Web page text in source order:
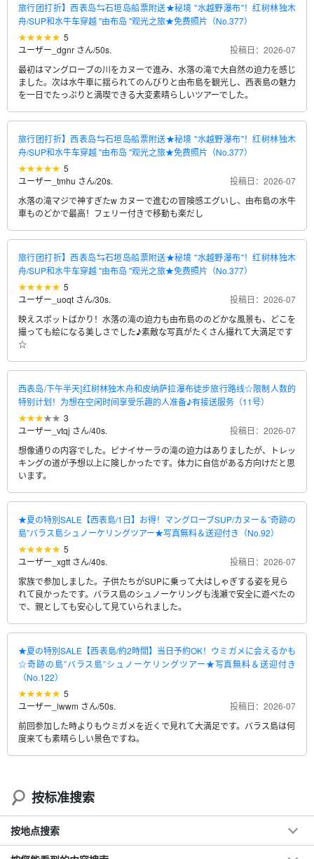
旅行团打折】西表岛⇆石垣岛船票附送★秘境 "水越野瀑布"！红树林独木
舟/SUP和水牛车穿越 "由布岛 "观光之旅★免费照片（No.377）
5
ユーザー_dgnr さん/50s.
投稿日：2026-07
最初はマングローブの川をカヌーで進み、水落の滝で大自然の迫力を感じ
ました。次は水牛車に揺られてのんびりと由布島を観光し、西表島の魅力
を一日でたっぷりと満喫できる大変素晴らしいツアーでした。
旅行团打折】西表岛⇆石垣岛船票附送★秘境 "水越野瀑布"！红树林独木
舟/SUP和水牛车穿越 "由布岛 "观光之旅★免费照片（No.377）
5
ユーザー_tmhu さん/20s.
投稿日：2026-07
水落の滝マジで神すぎたw カヌーで進むの冒険感エグいし、由布島の水牛
車ものどかで最高！フェリー付きで移動も楽だし
旅行团打折】西表岛⇆石垣岛船票附送★秘境 "水越野瀑布"！红树林独木
舟/SUP和水牛车穿越 "由布岛 "观光之旅★免费照片（No.377）
5
ユーザー_uoqt さん/30s.
投稿日：2026-07
映えスポットばかり！水落の滝の迫力も由布島ののどかな風景も、どこを
撮っても絵になる美しさでした♪素敵な写真がたくさん撮れて大満足です
☆
西表岛/下午半天]红树林独木舟和皮纳萨拉瀑布徒步旅行路线☆限制人数的
特别计划！为想在空闲时间享受乐趣的人准备♪有接送服务（11号）
3
ユーザー_vtqj さん/40s.
投稿日：2026-07
想像通りの内容でした。ピナイサーラの滝の迫力はありましたが、トレッ
キングの道が予想以上に険しかったです。体力に自信がある方向けだと思
います。
★夏の特別SALE【西表島/1日】お得！マングローブSUP/カヌー＆”奇跡の
島”バラス島シュノーケリングツアー★写真無料＆送迎付き（No.92）
5
ユーザー_xgtt さん/40s.
投稿日：2026-07
家族で参加しました。子供たちがSUPに乗って大はしゃぎする姿を見ら
れて良かったです。バラス島のシュノーケリングも浅瀬で安全に遊べたの
で、親としても安心して見ていられました。
★夏の特別SALE【西表島/約2時間】当日予約OK！ウミガメに会えるかも
☆奇跡の島”バラス島”シュノーケリングツアー★写真無料＆送迎付き
（No.122）
5
ユーザー_lwwm さん/50s.
投稿日：2026-07
前回参加した時よりもウミガメを近くで見れて大満足です。バラス島は何
度来ても素晴らしい景色ですね。
按标准搜索
按地点搜索